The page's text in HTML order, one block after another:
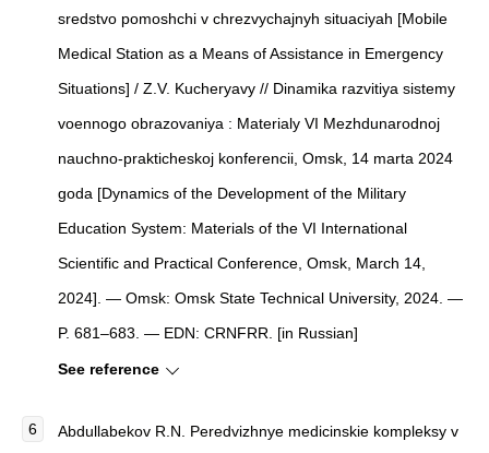
sredstvo pomoshchi v chrezvychajnyh situaciyah [Mobile
Medical Station as a Means of Assistance in Emergency
Situations] / Z.V. Kucheryavy // Dinamika razvitiya sistemy
voennogo obrazovaniya : Materialy VI Mezhdunarodnoj
nauchno-prakticheskoj konferencii, Omsk, 14 marta 2024
goda [Dynamics of the Development of the Military
Education System: Materials of the VI International
Scientific and Practical Conference, Omsk, March 14,
2024]. — Omsk: Omsk State Technical University, 2024. —
P. 681–683. — EDN: CRNFRR. [in Russian]
See reference
Abdullabekov R.N. Peredvizhnye medicinskie kompleksy v